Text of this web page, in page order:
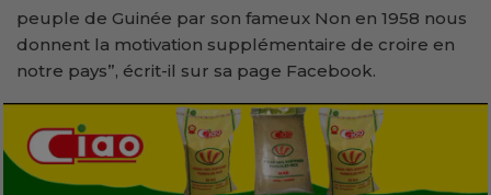
peuple de Guinée par son fameux Non en 1958 nous
donnent la motivation supplémentaire de croire en
notre pays”, écrit-il sur sa page Facebook.